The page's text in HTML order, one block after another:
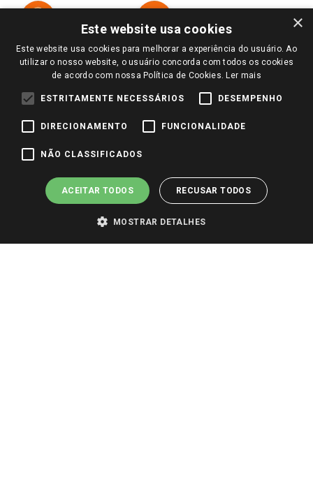
Notícias
Perguntas frequentes
Trabalhe Conosco
Formas de Pagamento
Políticas de entrega
Trocas e Devoluções
Vendas Online
Ouvidoria
Redes Sociais
×
Este website usa cookies
Este website usa cookies para melhorar a experiência do usuário. Ao
utilizar o nosso website, o usuário concorda com todos os cookies
de acordo com nossa Política de Cookies. Ler mais
ESTRITAMENTE NECESSÁRIOS DESEMPENHO
DIRECIONAMENTO FUNCIONALIDADE
NÃO CLASSIFICADOS
ACEITAR TODOS RECUSAR TODOS
MOSTRAR DETALHES